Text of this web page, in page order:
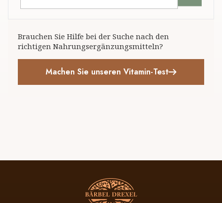
Brauchen Sie Hilfe bei der Suche nach den
richtigen Nahrungsergänzungsmitteln?
Machen Sie unseren Vitamin-Test